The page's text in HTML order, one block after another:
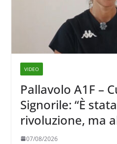
VIDEO
Pallavolo A1F –
Signorile: “È
rivoluzione, ma
chiare siu cosa
07/08/2026